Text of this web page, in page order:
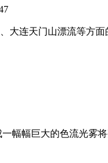
连天门山漂流等方面
幅幅巨大的色流光雾